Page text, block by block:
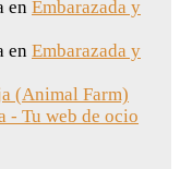
en Embarazada y
en Embarazada y
(Animal Farm)
- Tu web de ocio